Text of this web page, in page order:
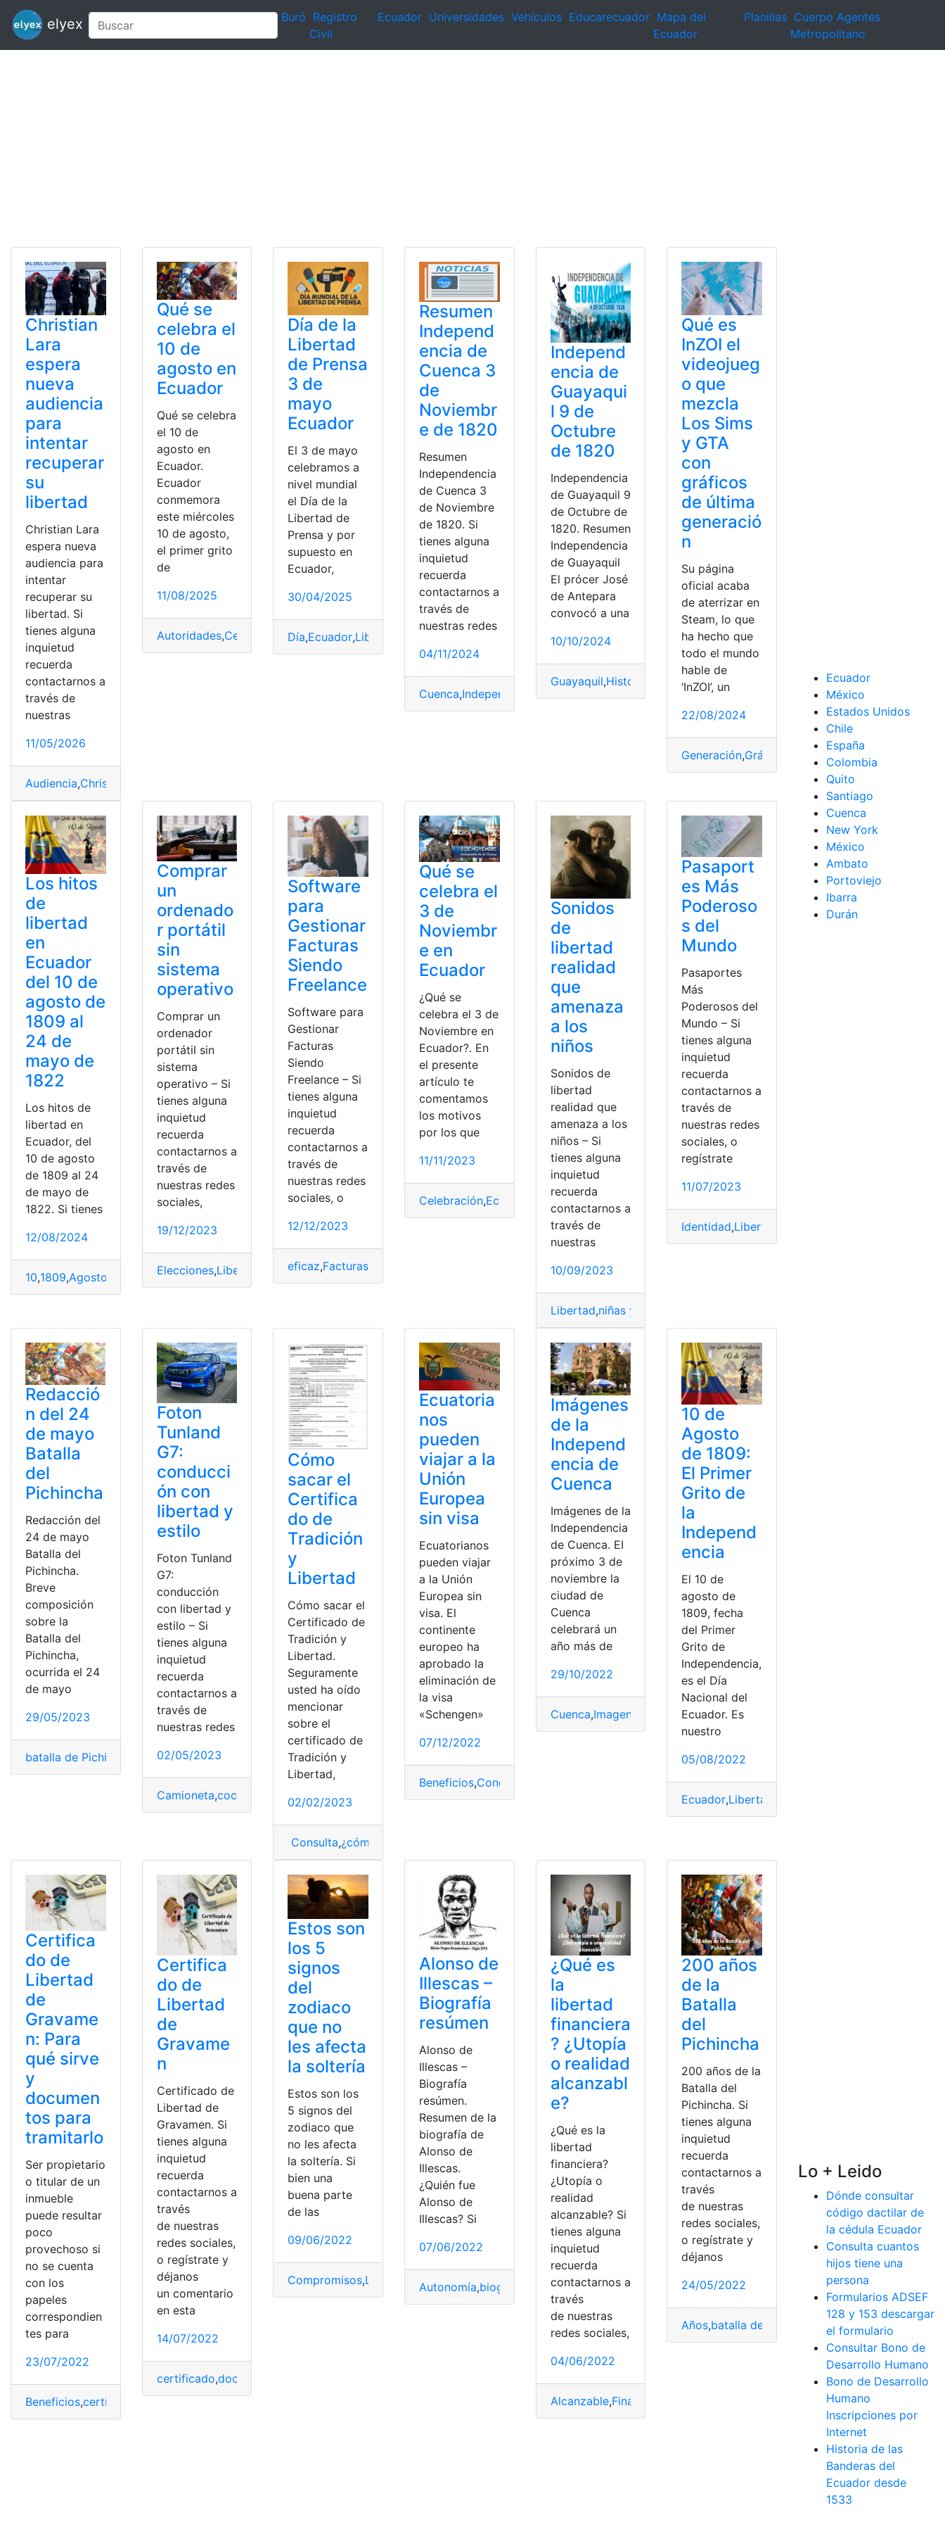
elyex Buró Registro
Civil
Ecuador Universidades Vehículos Educarecuador Mapa del
Ecuador
Planillas Cuerpo Agentes
Metropolitano
Christian
Lara
espera
nueva
audiencia
para
intentar
recuperar
su
libertad
Christian Lara
espera nueva
audiencia para
intentar
recuperar su
libertad. Si
tienes alguna
inquietud
recuerda
contactarnos a
través de
nuestras
11/05/2026
Audiencia,Christian
Qué se
celebra el
10 de
agosto en
Ecuador
Qué se celebra
el 10 de
agosto en
Ecuador.
Ecuador
conmemora
este miércoles
10 de agosto,
el primer grito
de
11/08/2025
Autoridades,Celebra Independencia,Libertad
Día de la
Libertad
de Prensa
3 de
mayo
Ecuador
El 3 de mayo
celebramos a
nivel mundial
el Día de la
Libertad de
Prensa y por
supuesto en
Ecuador,
30/04/2025
Día,Ecuador,Libertad
Resumen
Independ
encia de
Cuenca 3
de
Noviembr
e de 1820
Resumen
Independencia
de Cuenca 3
de Noviembre
de 1820. Si
tienes alguna
inquietud
recuerda
contactarnos a
través de
nuestras redes
04/11/2024
Cuenca,Independencia
Independ
encia de
Guayaqui
l 9 de
Octubre
de 1820
Independencia
de Guayaquil 9
de Octubre de
1820. Resumen
Independencia
de Guayaquil
El prócer José
de Antepara
convocó a una
10/10/2024
Guayaquil,Historia Independencia
Qué es
InZOI el
videojueg
o que
mezcla
Los Sims
y GTA
con
gráficos
de última
generació
n
Su página
oficial acaba
de aterrizar en
Steam, lo que
ha hecho que
todo el mundo
hable de
‘InZOI’, un
22/08/2024
Generación,Gráficos InZOI Libertad
Los hitos
de
libertad
en
Ecuador
del 10 de
agosto de
1809 al
24 de
mayo de
1822
Los hitos de
libertad en
Ecuador, del
10 de agosto
de 1809 al 24
de mayo de
1822. Si tienes
12/08/2024
10,1809,Agosto hitos,Libertad,Mayo
Comprar
un
ordenado
r portátil
sin
sistema
operativo
Comprar un
ordenador
portátil sin
sistema
operativo – Si
tienes alguna
inquietud
recuerda
contactarnos a
través de
nuestras redes
sociales,
19/12/2023
Elecciones,Libertad personalizar,Portátil
Software
para
Gestionar
Facturas
Siendo
Freelance
Software para
Gestionar
Facturas
Siendo
Freelance – Si
tienes alguna
inquietud
recuerda
contactarnos a
través de
nuestras redes
sociales, o
12/12/2023
eficaz,Facturas
Qué se
celebra el
3 de
Noviembr
e en
Ecuador
¿Qué se
celebra el 3 de
Noviembre en
Ecuador?. En
el presente
artículo te
comentamos
los motivos
por los que
11/11/2023
Celebración,Ecuador Fechas cívicas
Sonidos
de
libertad
realidad
que
amenaza
a los
niños
Sonidos de
libertad
realidad que
amenaza a los
niños – Si
tienes alguna
inquietud
recuerda
contactarnos a
través de
nuestras
10/09/2023
Libertad,niñas y niños
Pasaport
es Más
Poderoso
s del
Mundo
Pasaportes
Más
Poderosos del
Mundo – Si
tienes alguna
inquietud
recuerda
contactarnos a
través de
nuestras redes
sociales, o
regístrate
11/07/2023
Identidad,Libertad
Redacció
n del 24
de mayo
Batalla
del
Pichincha
Redacción del
24 de mayo
Batalla del
Pichincha.
Breve
composición
sobre la
Batalla del
Pichincha,
ocurrida el 24
de mayo
29/05/2023
batalla de Pichincha ejército,Identidad primera victoria
Foton
Tunland
G7:
conducci
ón con
libertad y
estilo
Foton Tunland
G7:
conducción
con libertad y
estilo – Si
tienes alguna
inquietud
recuerda
contactarnos a
través de
nuestras redes
02/05/2023
Camioneta,coche diésel Foton Tunland G7
Cómo
sacar el
Certifica
do de
Tradición
y
Libertad
Cómo sacar el
Certificado de
Tradición y
Libertad.
Seguramente
usted ha oído
mencionar
sobre el
certificado de
Tradición y
Libertad,
02/02/2023
Consulta,¿cómo lo hago?
Ecuatoria
nos
pueden
viajar a la
Unión
Europea
sin visa
Ecuatorianos
pueden viajar
a la Unión
Europea sin
visa. El
continente
europeo ha
aprobado la
eliminación de
la visa
«Schengen»
07/12/2022
Beneficios,Condición
Imágenes
de la
Independ
encia de
Cuenca
Imágenes de la
Independencia
de Cuenca. EI
próximo 3 de
noviembre la
ciudad de
Cuenca
celebrará un
año más de
29/10/2022
Cuenca,Imagen Independencia,Libertad
10 de
Agosto
de 1809:
El Primer
Grito de
la
Independ
encia
El 10 de
agosto de
1809, fecha
del Primer
Grito de
Independencia,
es el Día
Nacional del
Ecuador. Es
nuestro
05/08/2022
Ecuador,Libertad
Certifica
do de
Libertad
de
Gravame
n: Para
qué sirve
y
documen
tos para
tramitarlo
Ser propietario
o titular de un
inmueble
puede resultar
poco
provechoso si
no se cuenta
con los
papeles
correspondien
tes para
23/07/2022
Beneficios,certificado Registro Público de la Propiedad,Requisitos
Certifica
do de
Libertad
de
Gravame
n
Certificado de
Libertad de
Gravamen. Si
tienes alguna
inquietud
recuerda
contactarnos a
través
de nuestras
redes sociales,
o regístrate y
déjanos
un comentario
en esta
14/07/2022
certificado,documento
Estos son
los 5
signos
del
zodiaco
que no
les afecta
la soltería
Estos son los
5 signos del
zodiaco que
no les afecta
la soltería. Si
bien una
buena parte
de las
09/06/2022
Compromisos,Libertad Relación Signos del zodiaco,Soltero
Alonso de
Illescas –
Biografía
resúmen
Alonso de
Illescas –
Biografía
resúmen.
Resumen de la
biografía de
Alonso de
Illescas.
¿Quién fue
Alonso de
Illescas? Si
07/06/2022
Autonomía,biografía Libertad,Poder,Resumen
¿Qué es
la
libertad
financiera
? ¿Utopía
o realidad
alcanzabl
e?
¿Qué es la
libertad
financiera?
¿Utopía o
realidad
alcanzable? Si
tienes alguna
inquietud
recuerda
contactarnos a
través
de nuestras
redes sociales,
04/06/2022
Alcanzable,Financiera
200 años
de la
Batalla
del
Pichincha
200 años de la
Batalla del
Pichincha. Si
tienes alguna
inquietud
recuerda
contactarnos a
través
de nuestras
redes sociales,
o regístrate y
déjanos
24/05/2022
Años,batalla de Pichincha Ecuador Historia
Ecuador
México
Estados Unidos
Chile
España
Colombia
Quito
Santiago
Cuenca
New York
México
Ambato
Portoviejo
Ibarra
Durán
Lo + Leido
Dónde consultar
código dactilar de
la cédula Ecuador
Consulta cuantos
hijos tiene una
persona
Formularios ADSEF
128 y 153 descargar
el formulario
Consultar Bono de
Desarrollo Humano
Bono de Desarrollo
Humano
Inscripciones por
Internet
Historia de las
Banderas del
Ecuador desde
1533